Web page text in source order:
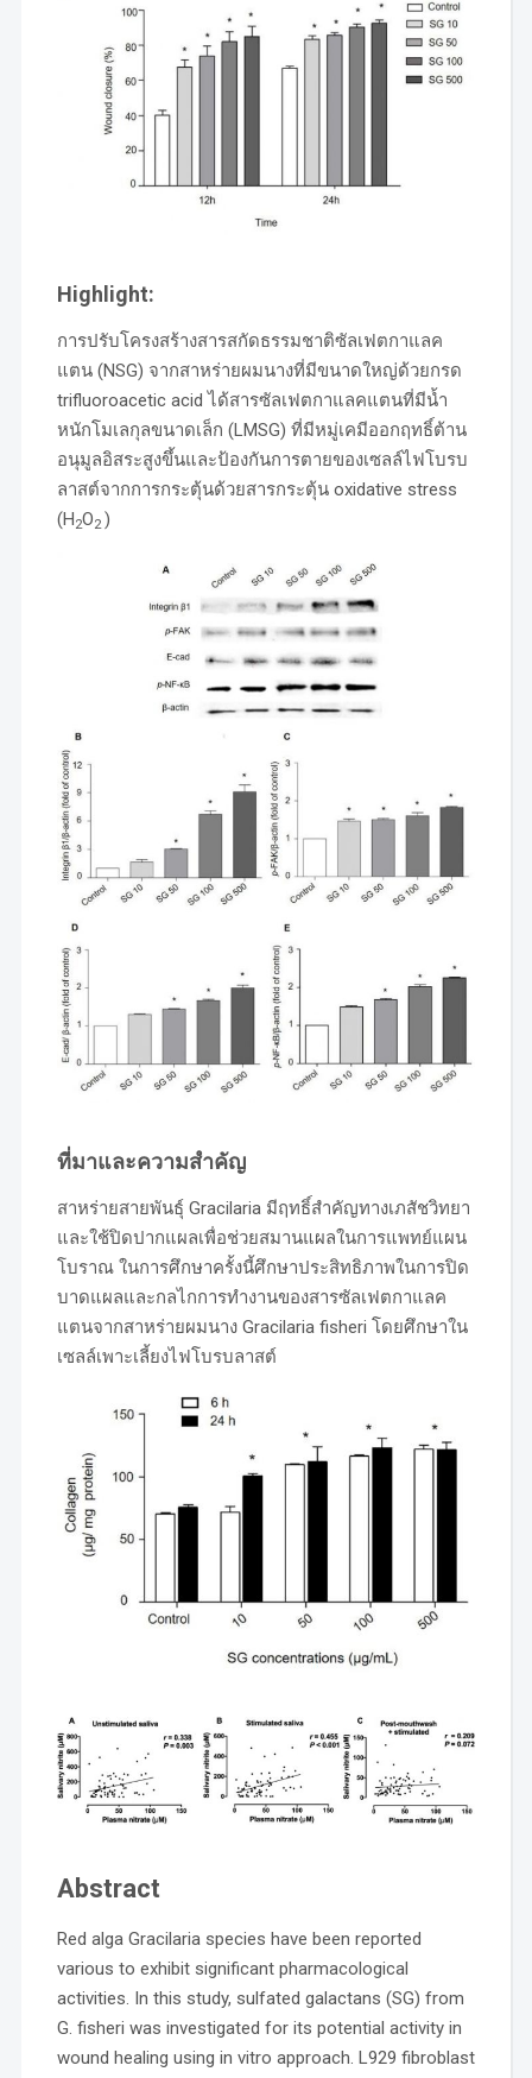
Highlight:
การปรับโครงสร้างสารสกัดธรรมชาติซัลเฟตกาแลค
แตน (NSG) จากสาหร่ายผมนางที่มีขนาดใหญ่ด้วยกรด
trifluoroacetic acid ได้สารซัลเฟตกาแลคแตนที่มีน้ำ
หนักโมเลกุลขนาดเล็ก (LMSG) ที่มีหมู่เคมีออกฤทธิ์ต้าน
อนุมูลอิสระสูงขึ้นและป้องกันการตายของเซลล์ไฟโบรบ
ลาสต์จากการกระตุ้นด้วยสารกระตุ้น oxidative stress
(H2O2)
ที่มาและความสำคัญ
สาหร่ายสายพันธุ์ Gracilaria มีฤทธิ์สำคัญทางเภสัชวิทยา
และใช้ปิดปากแผลเพื่อช่วยสมานแผลในการแพทย์แผน
โบราณ ในการศึกษาครั้งนี้ศึกษาประสิทธิภาพในการปิด
บาดแผลและกลไกการทำงานของสารซัลเฟตกาแลค
แตนจากสาหร่ายผมนาง Gracilaria fisheri โดยศึกษาใน
เซลล์เพาะเลี้ยงไฟโบรบลาสต์
Abstract
Red alga Gracilaria species have been reported
various to exhibit significant pharmacological
activities. In this study, sulfated galactans (SG) from
G. fisheri was investigated for its potential activity in
wound healing using in vitro approach. L929 fibroblast